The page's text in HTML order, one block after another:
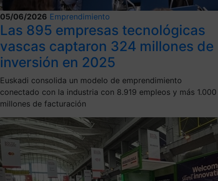
05/06/2026 Emprendimiento
Las 895 empresas tecnológicas
vascas captaron 324 millones de
inversión en 2025
Euskadi consolida un modelo de emprendimiento
conectado con la industria con 8.919 empleos y más 1.000
millones de facturación